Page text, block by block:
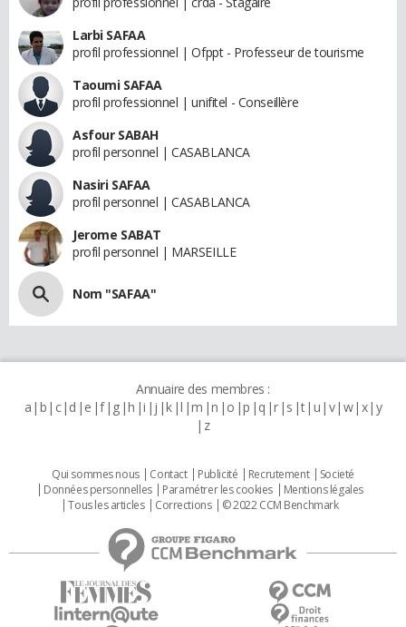
Larbi SAFAA
profil professionnel | Ofppt - Professeur de tourisme
Taoumi SAFAA
profil professionnel | unifitel - Conseillère
Asfour SABAH
profil personnel | CASABLANCA
Nasiri SAFAA
profil personnel | CASABLANCA
Jerome SABAT
profil personnel | MARSEILLE
Nom "SAFAA"
Annuaire des membres :
a b c d e f g h i j k l m n o p q r s t u v w x y
z
Qui sommes nous Contact Publicité Recrutement
Societé
Données personnelles
Paramétrer les cookies
Mentions légales
Tous les articles
Corrections © 2022 CCM Benchmark